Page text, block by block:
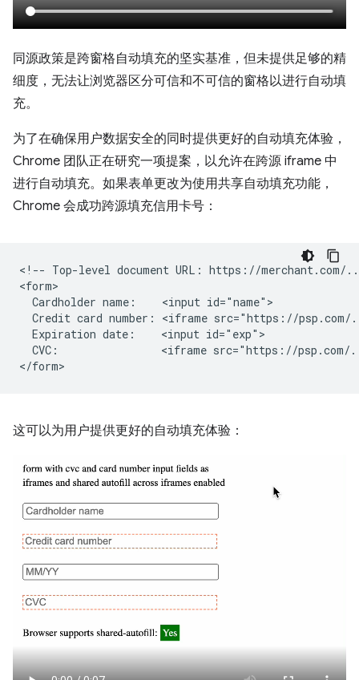
同源政策是跨窗格自动填充的坚实基准，但未提供足够的精
细度，无法让浏览器区分可信和不可信的窗格以进行自动填
充。
为了在确保用户数据安全的同时提供更好的自动填充体验，
Chrome 团队正在研究一项提案，以允许在跨源 iframe 中
进行自动填充。如果表单更改为使用共享自动填充功能，
Chrome 会成功跨源填充信用卡号：
<!-- Top-level document URL: https://
<form>
  Cardholder name:    <input id="name">
Credit card number: <iframe src="https://
  Expiration date:    <input id="exp">
CVC:                <iframe src="https://
这可以为用户提供更好的自动填充体验：